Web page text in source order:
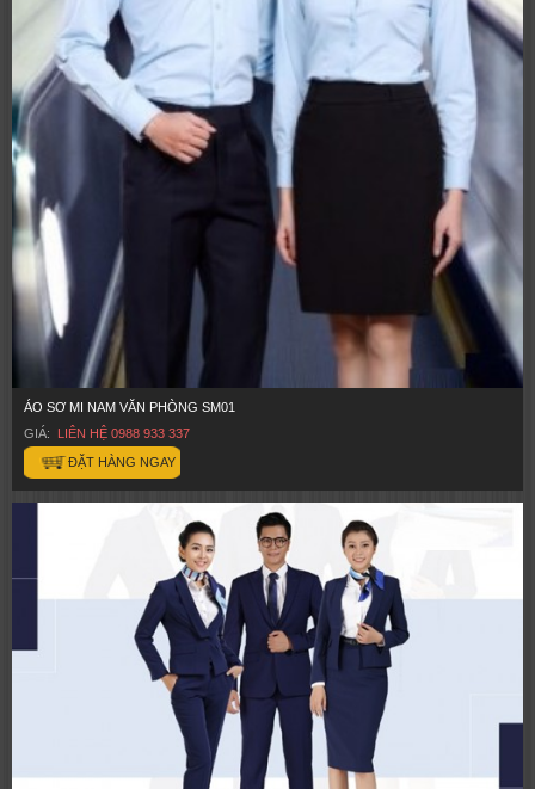
ÁO SƠ MI NAM VĂN PHÒNG SM01
GIÁ: LIÊN HỆ 0988 933 337
ĐẶT HÀNG NGAY